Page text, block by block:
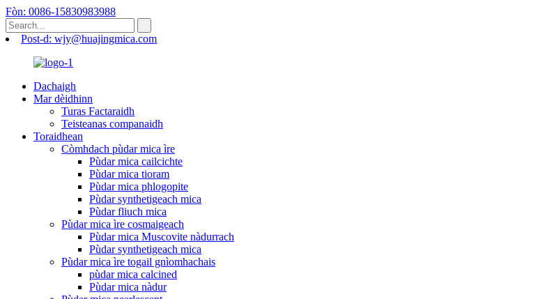
Fòn: 0086-15830983988
Post-d: wjy@huajingmica.com
Dachaigh
Mar dèidhinn
Turas Factaraidh
Teisteanas companaidh
Toraidhean
Còmhdach pùdar mica ìre
Pùdar mica cailcichte
Pùdar mica tioram
Pùdar mica phlogopite
Pùdar synthetigeach mica
Pùdar fliuch mica
Pùdar mica ìre cosmaigeach
Pùdar mica Muscovite nàdurrach
Pùdar synthetigeach mica
Pùdar mica ìre togail gnìomhachais
pùdar mica calcined
Pùdar mica nàdur